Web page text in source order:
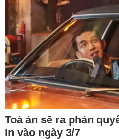
Toà án sẽ ra phán
In vào ngày 3/7